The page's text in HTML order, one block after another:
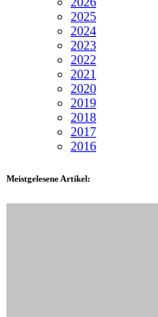
2025
2024
2023
2022
2021
2020
2019
2018
2017
2016
Meistgelesene Artikel: